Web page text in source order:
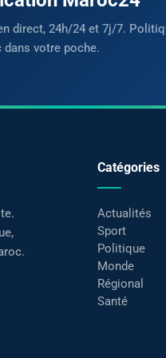
direct, 24h/24 et 7j/7.
votre poche.
Catégories
Actualités
Sport
Politique
Monde
Régional
Santé